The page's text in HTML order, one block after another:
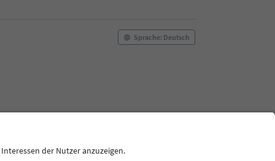
Sprache: Deutsch